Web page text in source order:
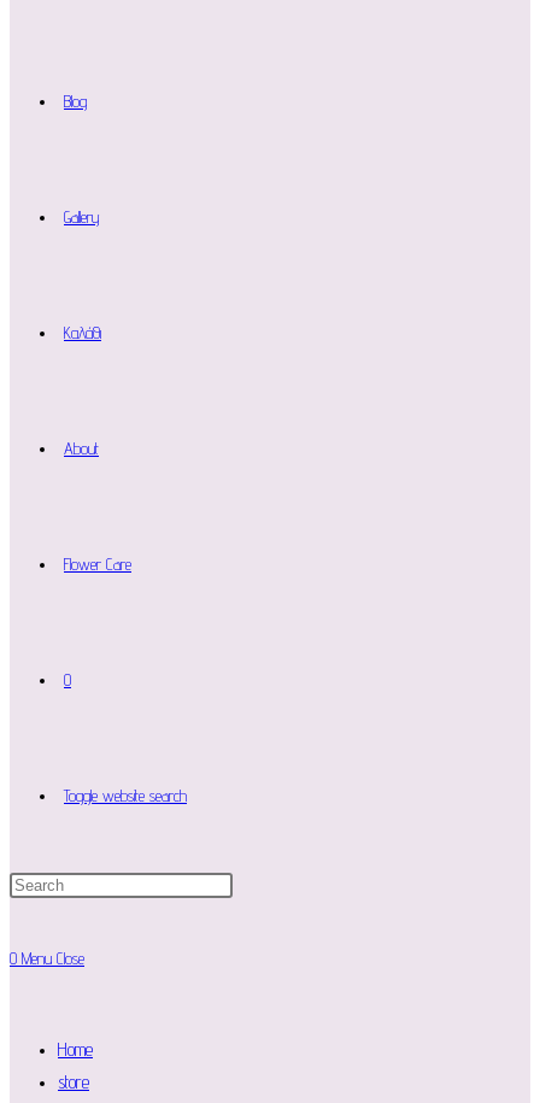
Blog
Gallery
Καλάθι
About
Flower Care
0
Toggle website search
0 Menu Close
Home
store